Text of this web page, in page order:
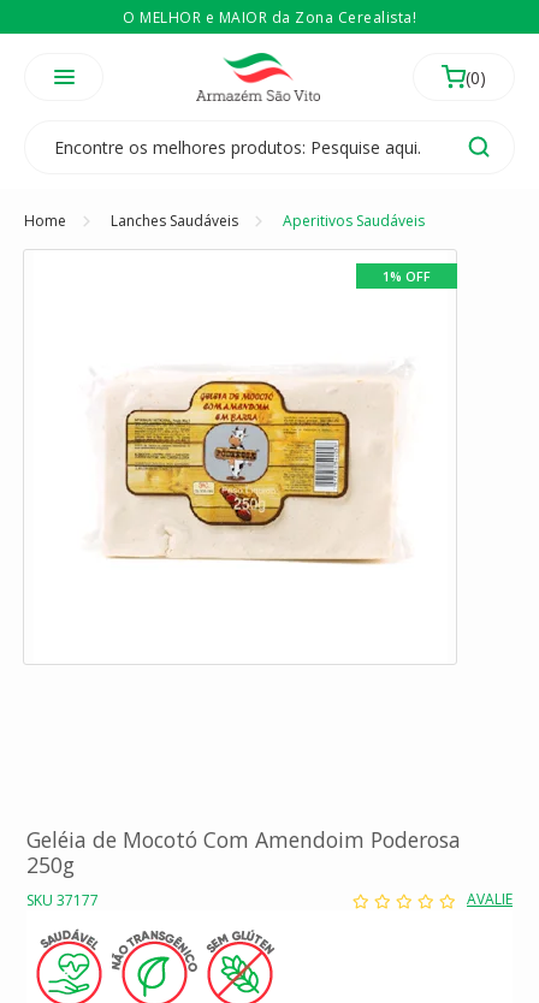
O MELHOR e MAIOR da Zona Cerealista!
Temos 3 lojas físicas na Zona Cerealista de São Paulo!
É revendedor? EntãoCompre no atacado
Home Lanches Saudáveis Aperitivos Saudáveis
1% OFF
Geléia de Mocotó Com Amendoim Poderosa
250g
SKU 37177 AVALIE